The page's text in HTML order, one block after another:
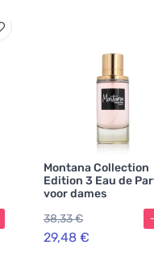
Montana Collection
Edition 3 Eau de
voor dames
38,33 €
29,48 €